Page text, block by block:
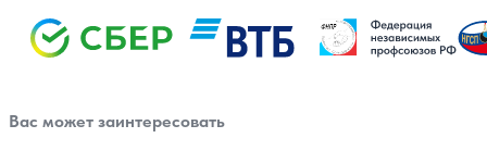
Вас может заинтересовать